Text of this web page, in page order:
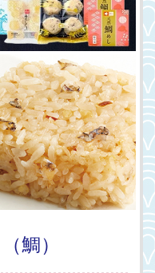
鯛）